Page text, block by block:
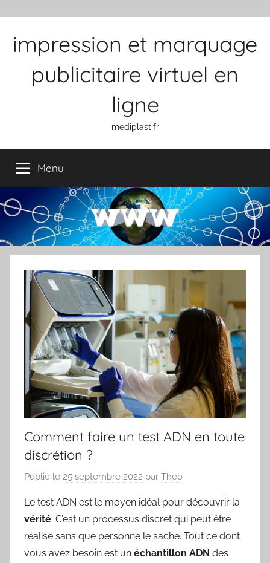
impression et marquage
publicitaire virtuel en
ligne
mediplast.fr
Menu
Comment faire un test ADN en toute
discrétion ?
Publié le 25 septembre 2022 par Theo
Le test ADN est le moyen idéal pour découvrir la
vérité. C’est un processus discret qui peut être
réalisé sans que personne le sache. Tout ce dont
vous avez besoin est un échantillon ADN des